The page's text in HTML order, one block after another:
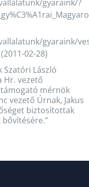
gyaraink/?
gyaraink/
02-28)
László
Hr. vezető
mérnök
vezető Úrnak, Jakus
biztosítottak